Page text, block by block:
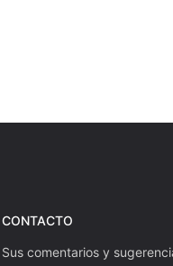
CONTACTO
Sus comentarios y